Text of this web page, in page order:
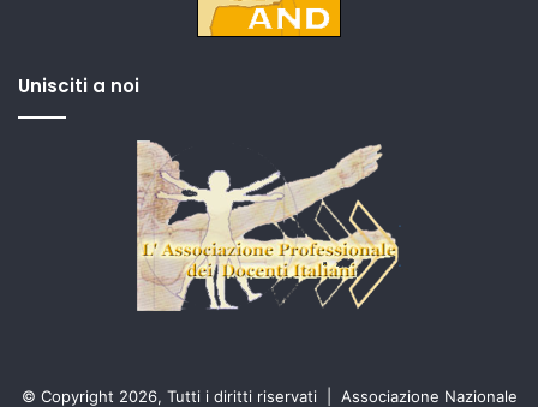
Unisciti a noi
© Copyright 2026, Tutti i diritti riservati | Associazione Nazionale